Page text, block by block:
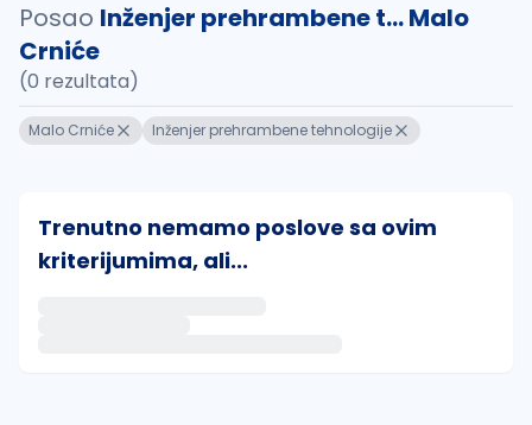
Posao Inženjer prehrambene t... Malo
Crniće
(0 rezultata)
Malo Crniće Inženjer prehrambene tehnologije
Trenutno nemamo poslove sa ovim
kriterijumima, ali...